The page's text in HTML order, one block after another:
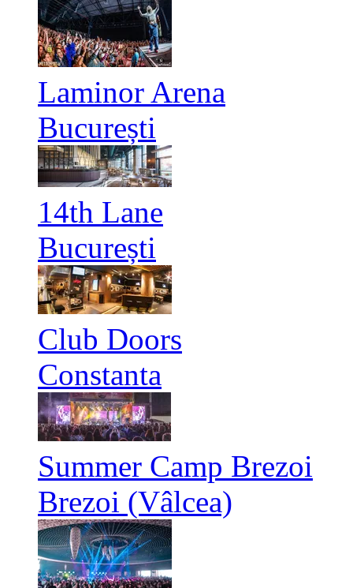
Laminor Arena
București
14th Lane
București
Club Doors
Constanta
Summer Camp Brezoi
Brezoi (Vâlcea)